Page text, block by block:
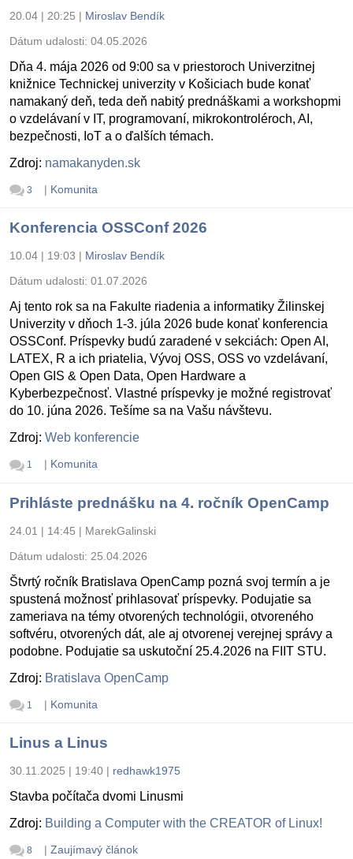
20.04 | 20:25 | Miroslav Bendík
Dátum udalosti: 04.05.2026
Dňa 4. mája 2026 od 9:00 sa v priestoroch Univerzitnej
knižnice Technickej univerzity v Košiciach bude konať
namakaný deň, teda deň nabitý prednáškami a workshopmi
o vzdelávaní v IT, programovaní, mikrokontroléroch, AI,
bezpečnosti, IoT a o ďalších témach.
Zdroj: namakanyden.sk
3 | Komunita
Konferencia OSSConf 2026
10.04 | 19:03 | Miroslav Bendík
Dátum udalosti: 01.07.2026
Aj tento rok sa na Fakulte riadenia a informatiky Žilinskej
Univerzity v dňoch 1-3. júla 2026 bude konať konferencia
OSSConf. Príspevky budú zaradené v sekciách: Open AI,
LATEX, R a ich priatelia, Vývoj OSS, OSS vo vzdelávaní,
Open GIS & Open Data, Open Hardware a
Kyberbezpečnosť. Vlastné príspevky je možné registrovať
do 10. júna 2026. Tešíme sa na Vašu návštevu.
Zdroj: Web konferencie
1 | Komunita
Prihláste prednášku na 4. ročník OpenCamp
24.01 | 14:45 | MarekGalinski
Dátum udalosti: 25.04.2026
Štvrtý ročník Bratislava OpenCamp pozná svoj termín a je
spustená možnosť prihlasovať príspevky. Podujatie sa
zameriava na témy otvorených technológii, otvoreného
softvéru, otvorených dát, ale aj otvorenej verejnej správy a
podobne. Podujatie sa uskutoční 25.4.2026 na FIIT STU.
Zdroj: Bratislava OpenCamp
1 | Komunita
Linus a Linus
30.11.2025 | 19:40 | redhawk1975
Stavba počítača dvomi Linusmi
Zdroj: Building a Computer with the CREATOR of Linux!
8 | Zaujímavý článok